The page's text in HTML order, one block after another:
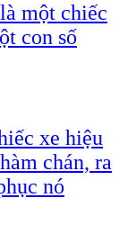
một chiếc
con số
xe hiệu
chán, ra
nó